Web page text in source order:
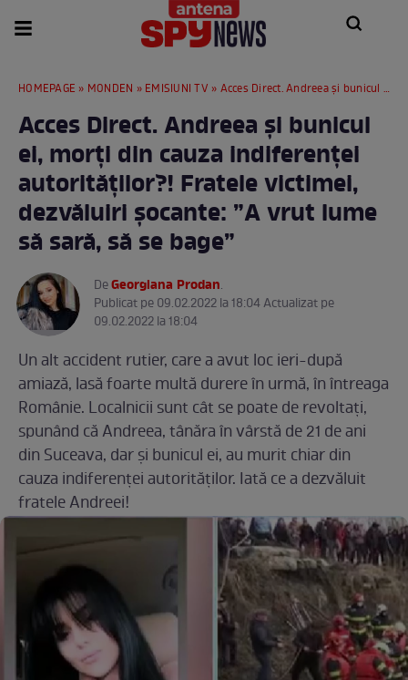
HOMEPAGE » MONDEN » EMISIUNI TV » Acces Direct. Andreea și bunicul ei, morți din cauza indiferenței autorităților?! Fratele victimei, dezvăluiri șocante: ”A vrut lume să sară, să se bage”
Acces Direct. Andreea și bunicul
ei, morți din cauza indiferenței
autorităților?! Fratele victimei,
dezvăluiri șocante: ”A vrut lume
să sară, să se bage”
DeGeorgiana Prodan.
Publicat pe 09.02.2022 la 18:04 Actualizat pe
09.02.2022 la 18:04
Un alt accident rutier, care a avut loc ieri-după
amiază, lasă foarte multă durere în urmă, în întreaga
Românie. Localnicii sunt cât se poate de revoltați,
spunând că Andreea, tânăra în vârstă de 21 de ani
din Suceava, dar și bunicul ei, au murit chiar din
cauza indiferenței autorităților. Iată ce a dezvăluit
fratele Andreei!